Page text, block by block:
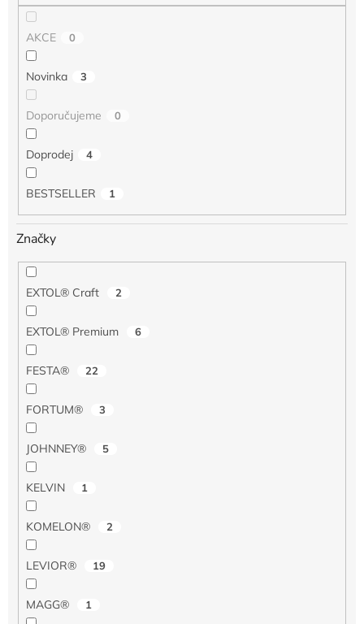
AKCE 0
Novinka 3
Doporučujeme 0
Doprodej 4
BESTSELLER 1
Značky
EXTOL® Craft 2
EXTOL® Premium 6
FESTA® 22
FORTUM® 3
JOHNNEY® 5
KELVIN 1
KOMELON® 2
LEVIOR® 19
MAGG® 1